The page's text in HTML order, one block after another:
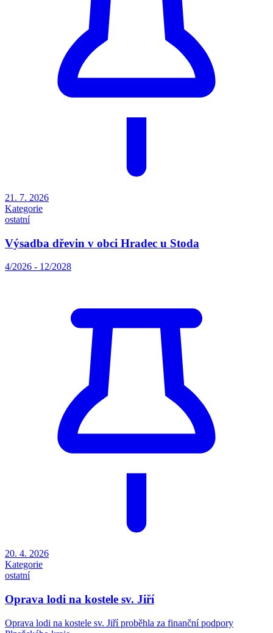
21. 7. 2026
Kategorie
ostatní
Výsadba dřevin v obci Hradec u Stoda
4/2026 - 12/2028
20. 4. 2026
Kategorie
ostatní
Oprava lodi na kostele sv. Jiří
Oprava lodi na kostele sv. Jiří proběhla za finanční podpory